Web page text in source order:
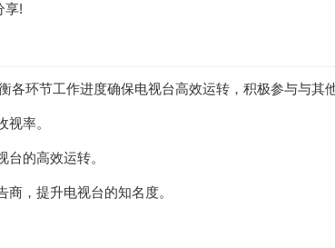
享!
环节工作进度确保电视台高效运转，积极参与与其
率。
的高效运转。
，提升电视台的知名度。